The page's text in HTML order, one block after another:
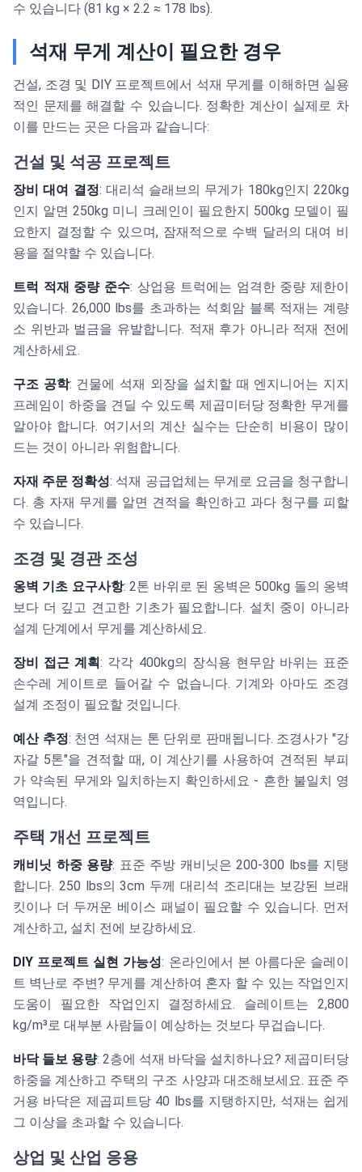
수 있습니다 (81 kg × 2.2 ≈ 178 lbs).
석재 무게 계산이 필요한 경우
건설, 조경 및 DIY 프로젝트에서 석재 무게를 이해하면 실용
적인 문제를 해결할 수 있습니다. 정확한 계산이 실제로 차
이를 만드는 곳은 다음과 같습니다:
건설 및 석공 프로젝트
장비 대여 결정: 대리석 슬래브의 무게가 180kg인지 220kg
인지 알면 250kg 미니 크레인이 필요한지 500kg 모델이 필
요한지 결정할 수 있으며, 잠재적으로 수백 달러의 대여 비
용을 절약할 수 있습니다.
트럭 적재 중량 준수: 상업용 트럭에는 엄격한 중량 제한이
있습니다. 26,000 lbs를 초과하는 석회암 블록 적재는 계량
소 위반과 벌금을 유발합니다. 적재 후가 아니라 적재 전에
계산하세요.
구조 공학: 건물에 석재 외장을 설치할 때 엔지니어는 지지
프레임이 하중을 견딜 수 있도록 제곱미터당 정확한 무게를
알아야 합니다. 여기서의 계산 실수는 단순히 비용이 많이
드는 것이 아니라 위험합니다.
자재 주문 정확성: 석재 공급업체는 무게로 요금을 청구합니
다. 총 자재 무게를 알면 견적을 확인하고 과다 청구를 피할
수 있습니다.
조경 및 경관 조성
옹벽 기초 요구사항: 2톤 바위로 된 옹벽은 500kg 돌의 옹벽
보다 더 깊고 견고한 기초가 필요합니다. 설치 중이 아니라
설계 단계에서 무게를 계산하세요.
장비 접근 계획: 각각 400kg의 장식용 현무암 바위는 표준
손수레 게이트로 들어갈 수 없습니다. 기계와 아마도 조경
설계 조정이 필요할 것입니다.
예산 추정: 천연 석재는 톤 단위로 판매됩니다. 조경사가 "강
자갈 5톤"을 견적할 때, 이 계산기를 사용하여 견적된 부피
가 약속된 무게와 일치하는지 확인하세요 - 흔한 불일치 영
역입니다.
주택 개선 프로젝트
캐비닛 하중 용량: 표준 주방 캐비닛은 200-300 lbs를 지탱
합니다. 250 lbs의 3cm 두께 대리석 조리대는 보강된 브래
킷이나 더 두꺼운 베이스 패널이 필요할 수 있습니다. 먼저
계산하고, 설치 전에 보강하세요.
DIY 프로젝트 실현 가능성: 온라인에서 본 아름다운 슬레이
트 벽난로 주변? 무게를 계산하여 혼자 할 수 있는 작업인지
도움이 필요한 작업인지 결정하세요. 슬레이트는 2,800
kg/m³로 대부분 사람들이 예상하는 것보다 무겁습니다.
바닥 들보 용량: 2층에 석재 바닥을 설치하나요? 제곱미터당
하중을 계산하고 주택의 구조 사양과 대조해보세요. 표준 주
거용 바닥은 제곱피트당 40 lbs를 지탱하지만, 석재는 쉽게
그 이상을 초과할 수 있습니다.
상업 및 산업 응용